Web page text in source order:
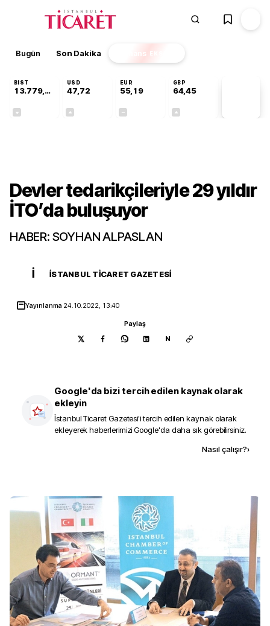
Bugün Son Dakika Finans EKSTRA
BIST
13.779,39
USD
47,72
EUR
55,19
GBP
64,45
Devler tedarikçileriyle 29 yıldır
İTO’da buluşuyor
HABER: SOYHAN ALPASLAN
İ İSTANBUL TICARET GAZETESI
Yayınlanma 24.10.2022, 13:40
Paylaş
N
Google'da bizi tercih edilen kaynak olarak
ekleyin
İstanbul Ticaret Gazetesi'i tercih edilen kaynak olarak
ekleyerek haberlerimizi Google'da daha sık görebilirsiniz.
Nasıl çalışır?›